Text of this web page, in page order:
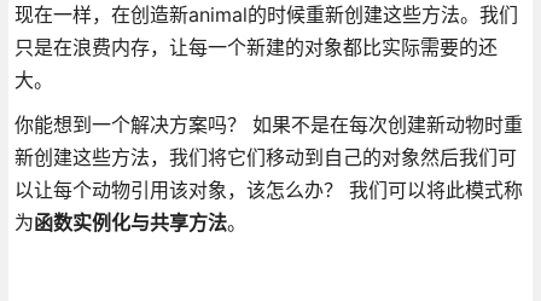
现在一样，在创造新animal的时候重新创建这些方法。我们
只是在浪费内存，让每一个新建的对象都比实际需要的还
大。
你能想到一个解决方案吗？ 如果不是在每次创建新动物时重
新创建这些方法，我们将它们移动到自己的对象然后我们可
以让每个动物引用该对象，该怎么办？ 我们可以将此模式称
为函数实例化与共享方法。